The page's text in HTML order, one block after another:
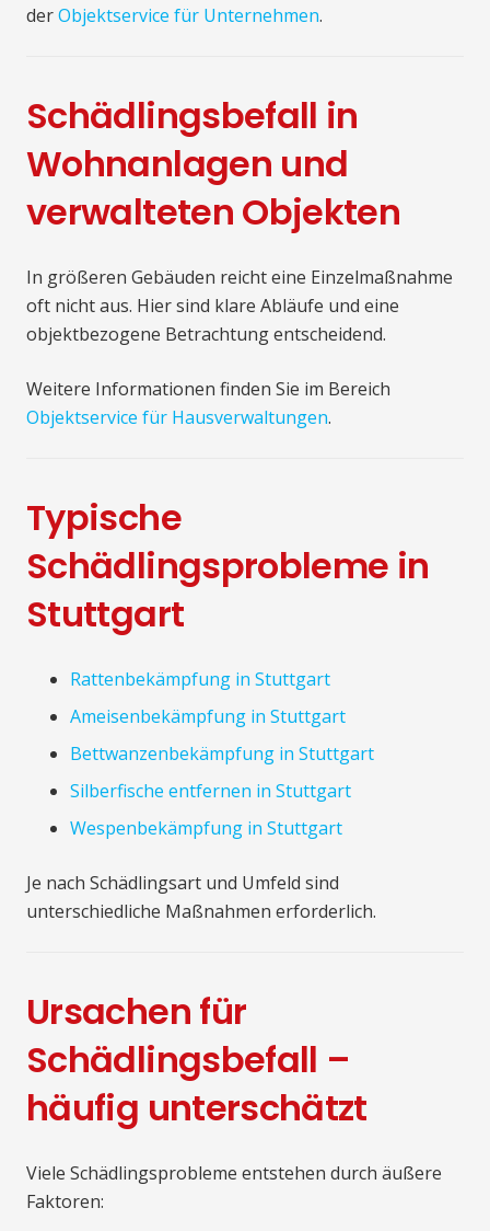
derObjektservice für Unternehmen.
Schädlingsbefall in
Wohnanlagen und
verwalteten Objekten
In größeren Gebäuden reicht eine Einzelmaßnahme
oft nicht aus. Hier sind klare Abläufe und eine
objektbezogene Betrachtung entscheidend.
Weitere Informationen finden Sie im Bereich
Objektservice für Hausverwaltungen.
Typische
Schädlingsprobleme in
Stuttgart
Rattenbekämpfung in Stuttgart
Ameisenbekämpfung in Stuttgart
Bettwanzenbekämpfung in Stuttgart
Silberfische entfernen in Stuttgart
Wespenbekämpfung in Stuttgart
Je nach Schädlingsart und Umfeld sind
unterschiedliche Maßnahmen erforderlich.
Ursachen für
Schädlingsbefall –
häufig unterschätzt
Viele Schädlingsprobleme entstehen durch äußere
Faktoren: